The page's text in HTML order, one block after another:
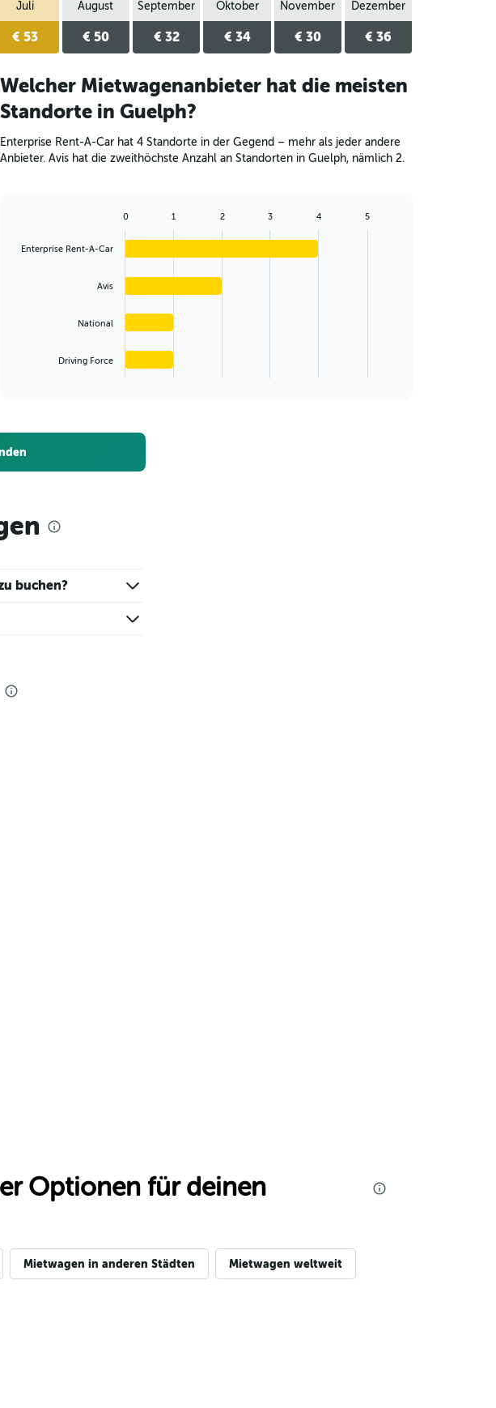
Juli
€ 53
August
€ 50
September
€ 32
Oktober
€ 34
November
€ 30
Dezember
€ 36
Welcher Mietwagenanbieter hat die meisten
Standorte in Guelph?
Enterprise Rent-A-Car hat 4 Standorte in der Gegend – mehr als jeder andere
Anbieter. Avis hat die zweithöchste Anzahl an Standorten in Guelph, nämlich 2.
with
Range:
4
1
values.
Enterprise Rent-A-Car
Avis
National
Driving Force
0 1 2 3 4 5
buchen?
Optionen für deinen
Mietwagen in anderen Städten Mietwagen weltweit